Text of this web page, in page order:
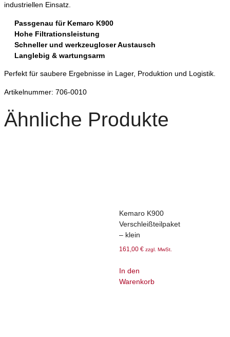
industriellen Einsatz.
Passgenau für Kemaro K900
Hohe Filtrationsleistung
Schneller und werkzeugloser Austausch
Langlebig & wartungsarm
Perfekt für saubere Ergebnisse in Lager, Produktion und Logistik.
Artikelnummer: 706-0010
Ähnliche Produkte
Kemaro K900
Verschleißteilpaket
– klein
161,00 € zzgl. MwSt.
In den
Warenkorb